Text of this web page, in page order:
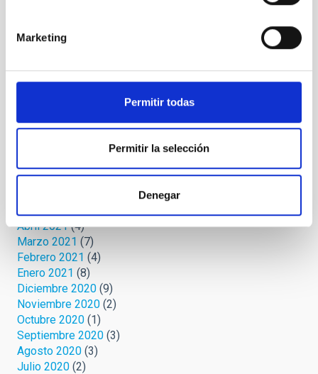
Marketing
Permitir todas
Permitir la selección
Denegar
Junio 2022
Abril 2022(1)
Marzo 2022(2)
Octubre 2021(3)
(4)
Agosto 2021
Julio 2021(5)
Mayo 2021
Abril 2021(4)
Marzo 2021 (7)
Febrero 2021 (4)
Enero 2021 (8)
Diciembre 2020 (9)
Noviembre 2020 (2)
Octubre 2020 (1)
Septiembre 2020 (3)
Agosto 2020 (3)
Julio 2020 (2)